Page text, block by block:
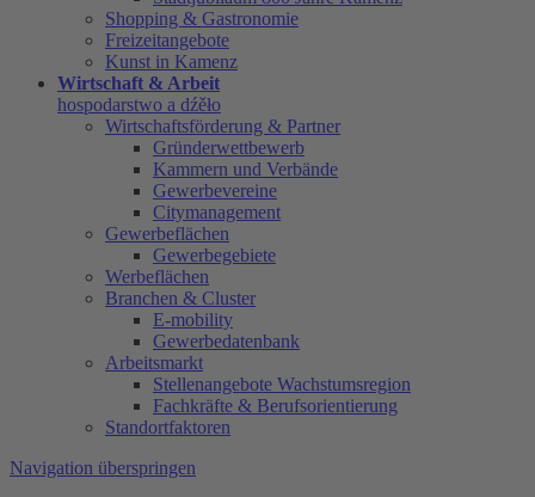
Shopping & Gastronomie
Freizeitangebote
Kunst in Kamenz
Wirtschaft & Arbeit
hospodarstwo a dźěło
Wirtschaftsförderung & Partner
Gründerwettbewerb
Kammern und Verbände
Gewerbevereine
Citymanagement
Gewerbeflächen
Gewerbegebiete
Werbeflächen
Branchen & Cluster
E-mobility
Gewerbedatenbank
Arbeitsmarkt
Stellenangebote Wachstumsregion
Fachkräfte & Berufsorientierung
Standortfaktoren
Navigation überspringen